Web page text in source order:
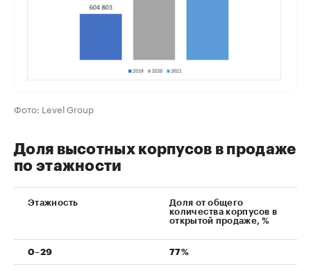
Фото: Level Group
Доля высотных корпусов в продаже
по этажности
Этажность
Доля от общего
количества корпусов в
открытой продаже, %
0–29 77%